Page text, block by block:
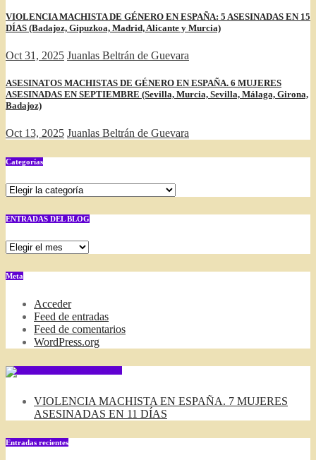
VIOLENCIA MACHISTA DE GÉNERO EN ESPAÑA: 5 ASESINADAS EN 15
DÍAS (Badajoz, Gipuzkoa, Madrid, Alicante y Murcia)
Oct 31, 2025 Juanlas Beltrán de Guevara
ASESINATOS MACHISTAS DE GÉNERO EN ESPAÑA. 6 MUJERES
ASESINADAS EN SEPTIEMBRE (Sevilla, Murcia, Sevilla, Málaga, Girona,
Badajoz)
Oct 13, 2025 Juanlas Beltrán de Guevara
Categorías
Categorías
ENTRADAS DEL BLOG
ENTRADAS
BLOG
Meta
Acceder
Feed de entradas
Feed de comentarios
WordPress.org
VIOLENCIA MACHISTA EN ESPAÑA. 7 MUJERES
ASESINADAS EN 11 DÍAS
Entradas recientes